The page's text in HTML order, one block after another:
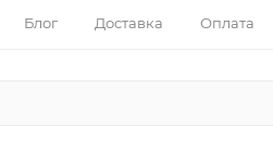
Блог Доставка Оплата